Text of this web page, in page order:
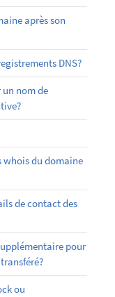
après son
DNS?
nom de
du domaine
de contact des
pour
ou